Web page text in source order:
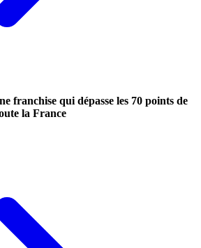
franchise qui dépasse les 70 points de
la France